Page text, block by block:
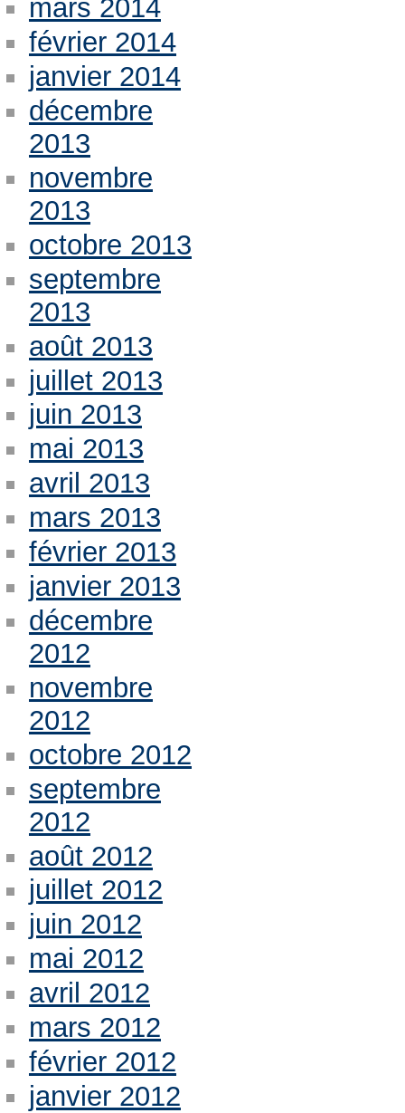
mars 2014
février 2014
janvier 2014
décembre
2013
novembre
2013
octobre 2013
septembre
2013
août 2013
juillet 2013
juin 2013
mai 2013
avril 2013
mars 2013
février 2013
janvier 2013
décembre
2012
novembre
2012
octobre 2012
septembre
2012
août 2012
juillet 2012
juin 2012
mai 2012
avril 2012
mars 2012
février 2012
janvier 2012